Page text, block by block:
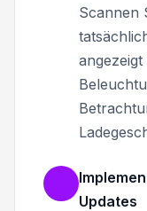
Scannen
Updates